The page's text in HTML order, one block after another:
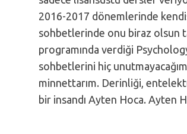
2016-2017 dönemlerinde
sohbetlerinde onu biraz olsun
programında verdiği
sohbetlerini hiç
minnettarım. Derinliği,
bir insandı Ayten Hoca. Ayten